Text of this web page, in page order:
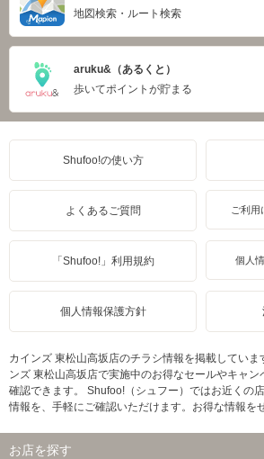
地図検索・ルート検索
aruku&（あるくと）
歩いてポイントが貯まる
Shufoo!の使い方
よくあるご質問 ご利用
「Shufoo!」利用規約 個人
個人情報保護方針
カインズ 東松山高坂店のチラシ情報を掲載していま
ンズ 東松山高坂店で実施中のお得なセールやキャ
確認できます。 Shufoo!（シュフー）ではお近くの
情報を、手軽にご確認いただけます。お得な情報を
お店を探す